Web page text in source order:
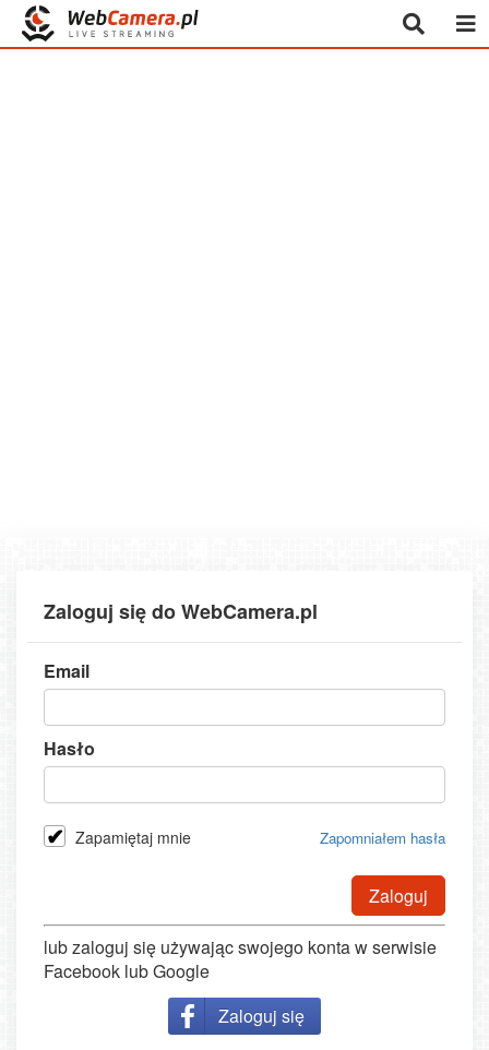
Zaloguj się do WebCamera.pl
Email
Hasło
Zapamiętaj mnie Zapomniałem hasła
Zaloguj
lub zaloguj się używając swojego konta w serwisie
Facebook lub Google
Zaloguj się